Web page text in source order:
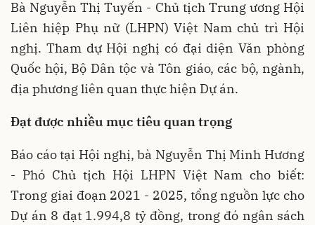
Bà Nguyễn Thị Tuyến - Chủ tịch Trung ương Hội
Liên hiệp Phụ nữ (LHPN) Việt Nam chủ trì Hội
nghị. Tham dự Hội nghị có đại diện Văn phòng
Quốc hội, Bộ Dân tộc và Tôn giáo, các bộ, ngành,
địa phương liên quan thực hiện Dự án.
Đạt được nhiều mục tiêu quan trọng
Báo cáo tại Hội nghị, bà Nguyễn Thị Minh Hương
- Phó Chủ tịch Hội LHPN Việt Nam cho biết:
Trong giai đoạn 2021 - 2025, tổng nguồn lực cho
Dự án 8 đạt 1.994,8 tỷ đồng, trong đó ngân sách